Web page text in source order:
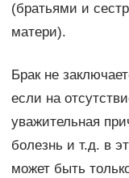
(братьями и
матери).
Брак не
если на
уважительная
болезнь и т.д. в
может быть